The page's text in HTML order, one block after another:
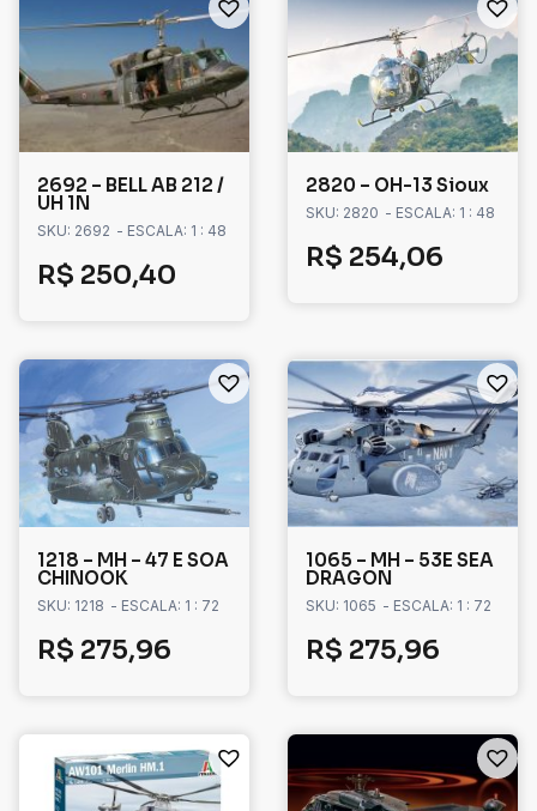
2692 – BELL AB 212 /
UH 1N
SKU: 2692 - ESCALA: 1 : 48
R$ 250,40
2820 – OH-13 Sioux
SKU: 2820 - ESCALA: 1 : 48
R$ 254,06
1218 – MH – 47 E SOA
CHINOOK
SKU: 1218 - ESCALA: 1 : 72
R$ 275,96
1065 – MH – 53E SEA
DRAGON
SKU: 1065 - ESCALA: 1 : 72
R$ 275,96